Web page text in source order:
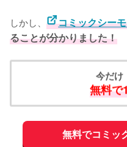
しかし、 コミックシー
ることが分かりました！
今だけ
無料で
無料でコミッ